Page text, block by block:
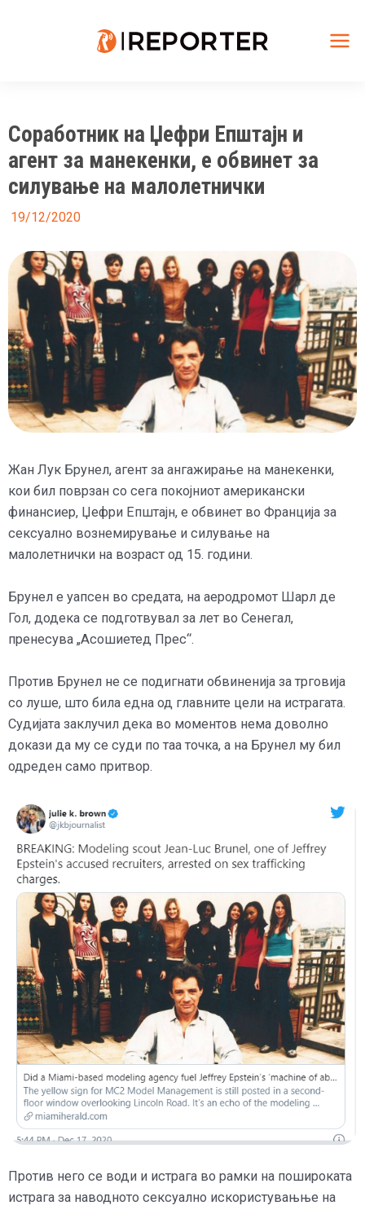
Соработник на Џефри Епштајн и
агент за манекенки, e обвинет за
силување на малолетнички
19/12/2020
Жан Лук Брунел, агент за ангажирање на манекенки,
кои бил поврзан со сега покојниот американски
финансиер, Џефри Епштајн, е обвинет во Франција за
сексуално вознемирување и силување на
малолетнички на возраст од 15. години.
Брунел е уапсен во средата, на аеродромот Шарл де
Гол, додека се подготвувал за лет во Сенегал,
пренесува „Асошиетед Прес“.
Против Брунел не се подигнати обвиненија за трговија
со луше, што била една од главните цели на истрагата.
Судијата заклучил дека во моментов нема доволно
докази да му се суди по таа точка, а на Брунел му бил
одреден само притвор.
Против него се води и истрага во рамки на пошироката
истрага за наводното сексуално искористувањње на